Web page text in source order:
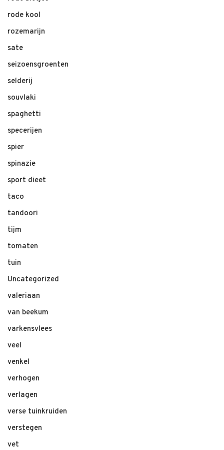
rode kool
rozemarijn
sate
seizoensgroenten
selderij
souvlaki
spaghetti
specerijen
spier
spinazie
sport dieet
taco
tandoori
tijm
tomaten
tuin
Uncategorized
valeriaan
van beekum
varkensvlees
veel
venkel
verhogen
verlagen
verse tuinkruiden
verstegen
vet